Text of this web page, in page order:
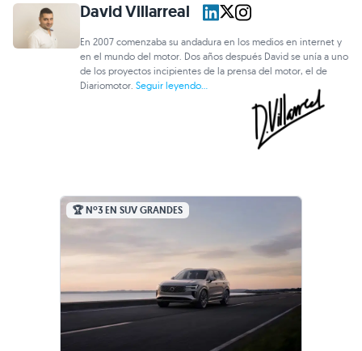
David Villarreal
En 2007 comenzaba su andadura en los medios en internet y
en el mundo del motor. Dos años después David se unía a uno
de los proyectos incipientes de la prensa del motor, el de
Diariomotor.Seguir leyendo...
🏆 Nº3 EN SUV GRANDES